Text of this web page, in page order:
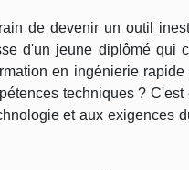
de devenir un outil
d'un jeune diplômé qui
en ingénierie rapide
techniques ? C'est
et aux exigences